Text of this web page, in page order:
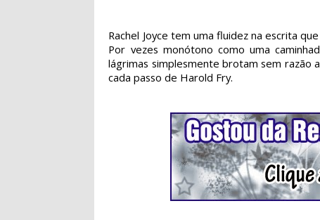
Rachel Joyce tem uma fluidez na escrita
Por vezes monótono como uma
lágrimas simplesmente brotam sem razão
cada passo de Harold Fry.